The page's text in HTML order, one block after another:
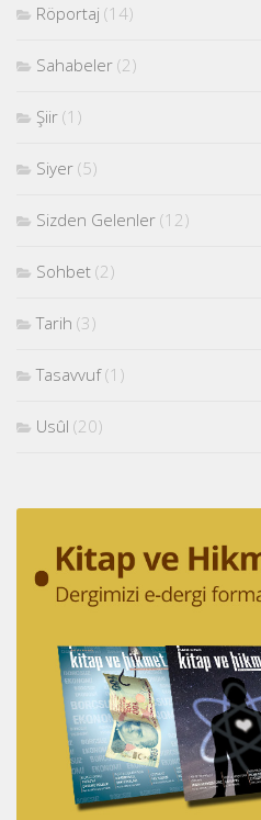
Röportaj (14)
Sahabeler (2)
Şiir (1)
Siyer (5)
Sizden Gelenler (12)
Sohbet (2)
Tarih (3)
Tasavvuf(1)
Usûl (20)